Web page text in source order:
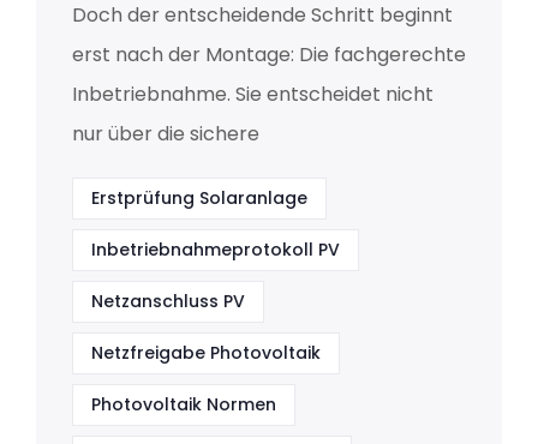
Doch der entscheidende Schritt beginnt
erst nach der Montage: Die fachgerechte
Inbetriebnahme. Sie entscheidet nicht
nur über die sichere
Erstprüfung Solaranlage
Inbetriebnahmeprotokoll PV
Netzanschluss PV
Netzfreigabe Photovoltaik
Photovoltaik Normen